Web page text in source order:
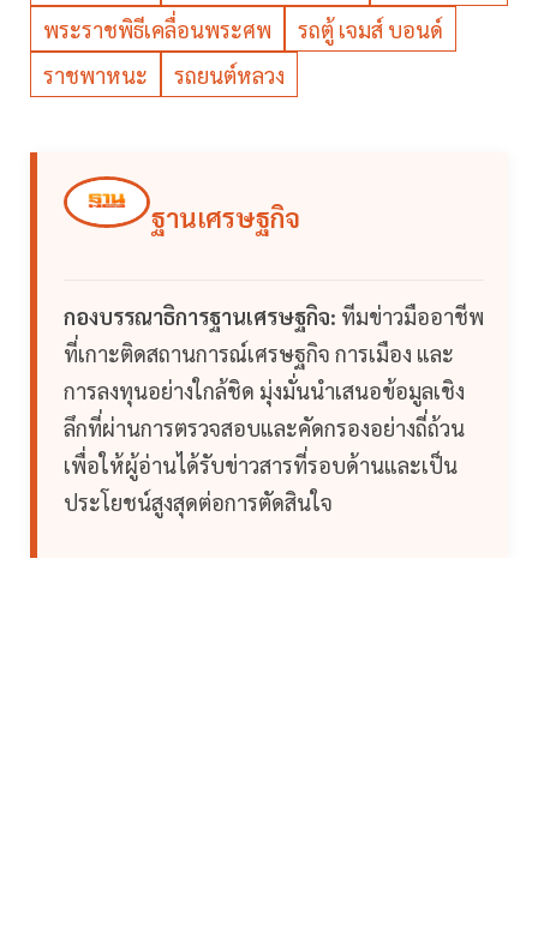
พระราชพิธีเคลื่อนพระศพ
รถตู้ เจมส์ บอนด์
ราชพาหนะ
รถยนต์หลวง
ฐานเศรษฐกิจ
กองบรรณาธิการฐานเศรษฐกิจ: ทีมข่าวมืออาชีพ
ที่เกาะติดสถานการณ์เศรษฐกิจ การเมือง และ
การลงทุนอย่างใกล้ชิด มุ่งมั่นนำเสนอข้อมูลเชิง
ลึกที่ผ่านการตรวจสอบและคัดกรองอย่างถี่ถ้วน
เพื่อให้ผู้อ่านได้รับข่าวสารที่รอบด้านและเป็น
ประโยชน์สูงสุดต่อการตัดสินใจ